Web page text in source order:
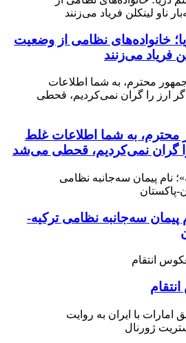
خانواده‌های نظامی از وضعیت
فریاد می‌زنند
محترم، به شما اطلاعات غلط
را گران نمی‌کردیم، قحطی می‌شد
پیمان سه‌جانبه نظامی ترکیه-